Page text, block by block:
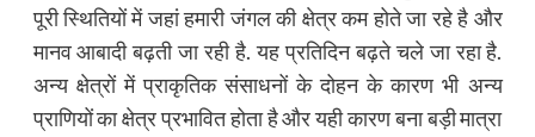
पूरी स्थितियों में जहां हमारी जंगल की क्षेत्र कम होते जा रहे है और
मानव आबादी बढ़ती जा रही है. यह प्रतिदिन बढ़ते चले जा रहा है.
अन्य क्षेत्रों में प्राकृतिक संसाधनों के दोहन के कारण भी अन्य
प्राणियों का क्षेत्र प्रभावित होता है और यही कारण बना बड़ी मात्रा